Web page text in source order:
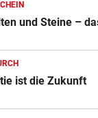
Minister
Regeln für
und Steine –
ist die Zukunft
Vergleich